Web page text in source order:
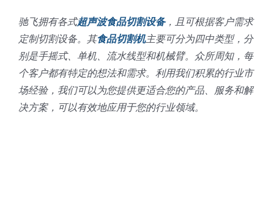
驰飞拥有各式超声波食品切割设备，且可根据客户需求
定制切割设备。其食品切割机主要可分为四中类型，分
别是手摇式、单机、流水线型和机械臂。众所周知，每
个客户都有特定的想法和需求。利用我们积累的行业市
场经验，我们可以为您提供更适合您的产品、服务和解
决方案，可以有效地应用于您的行业领域。